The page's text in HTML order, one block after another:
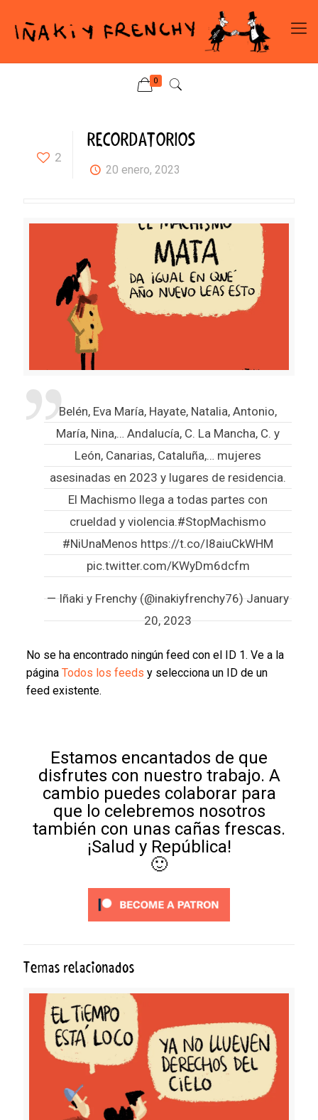
0
2
RECORDATORIOS
20 enero, 2023
Belén, Eva María, Hayate, Natalia, Antonio,
María, Nina,… Andalucía, C. La Mancha, C. y
León, Canarias, Cataluña,… mujeres
asesinadas en 2023 y lugares de residencia.
El Machismo llega a todas partes con
crueldad y violencia.#StopMachismo
#NiUnaMenos https://t.co/I8aiuCkWHM
pic.twitter.com/KWyDm6dcfm
— Iñaki y Frenchy (@inakiyfrenchy76)January
20, 2023
No se ha encontrado ningún feed con el ID 1. Ve a la
página Todos los feeds y selecciona un ID de un
feed existente.
Estamos encantados de que
disfrutes con nuestro trabajo. A
cambio puedes colaborar para
que lo celebremos nosotros
también con unas cañas frescas.
¡Salud y República!
🙂
Temas relacionados